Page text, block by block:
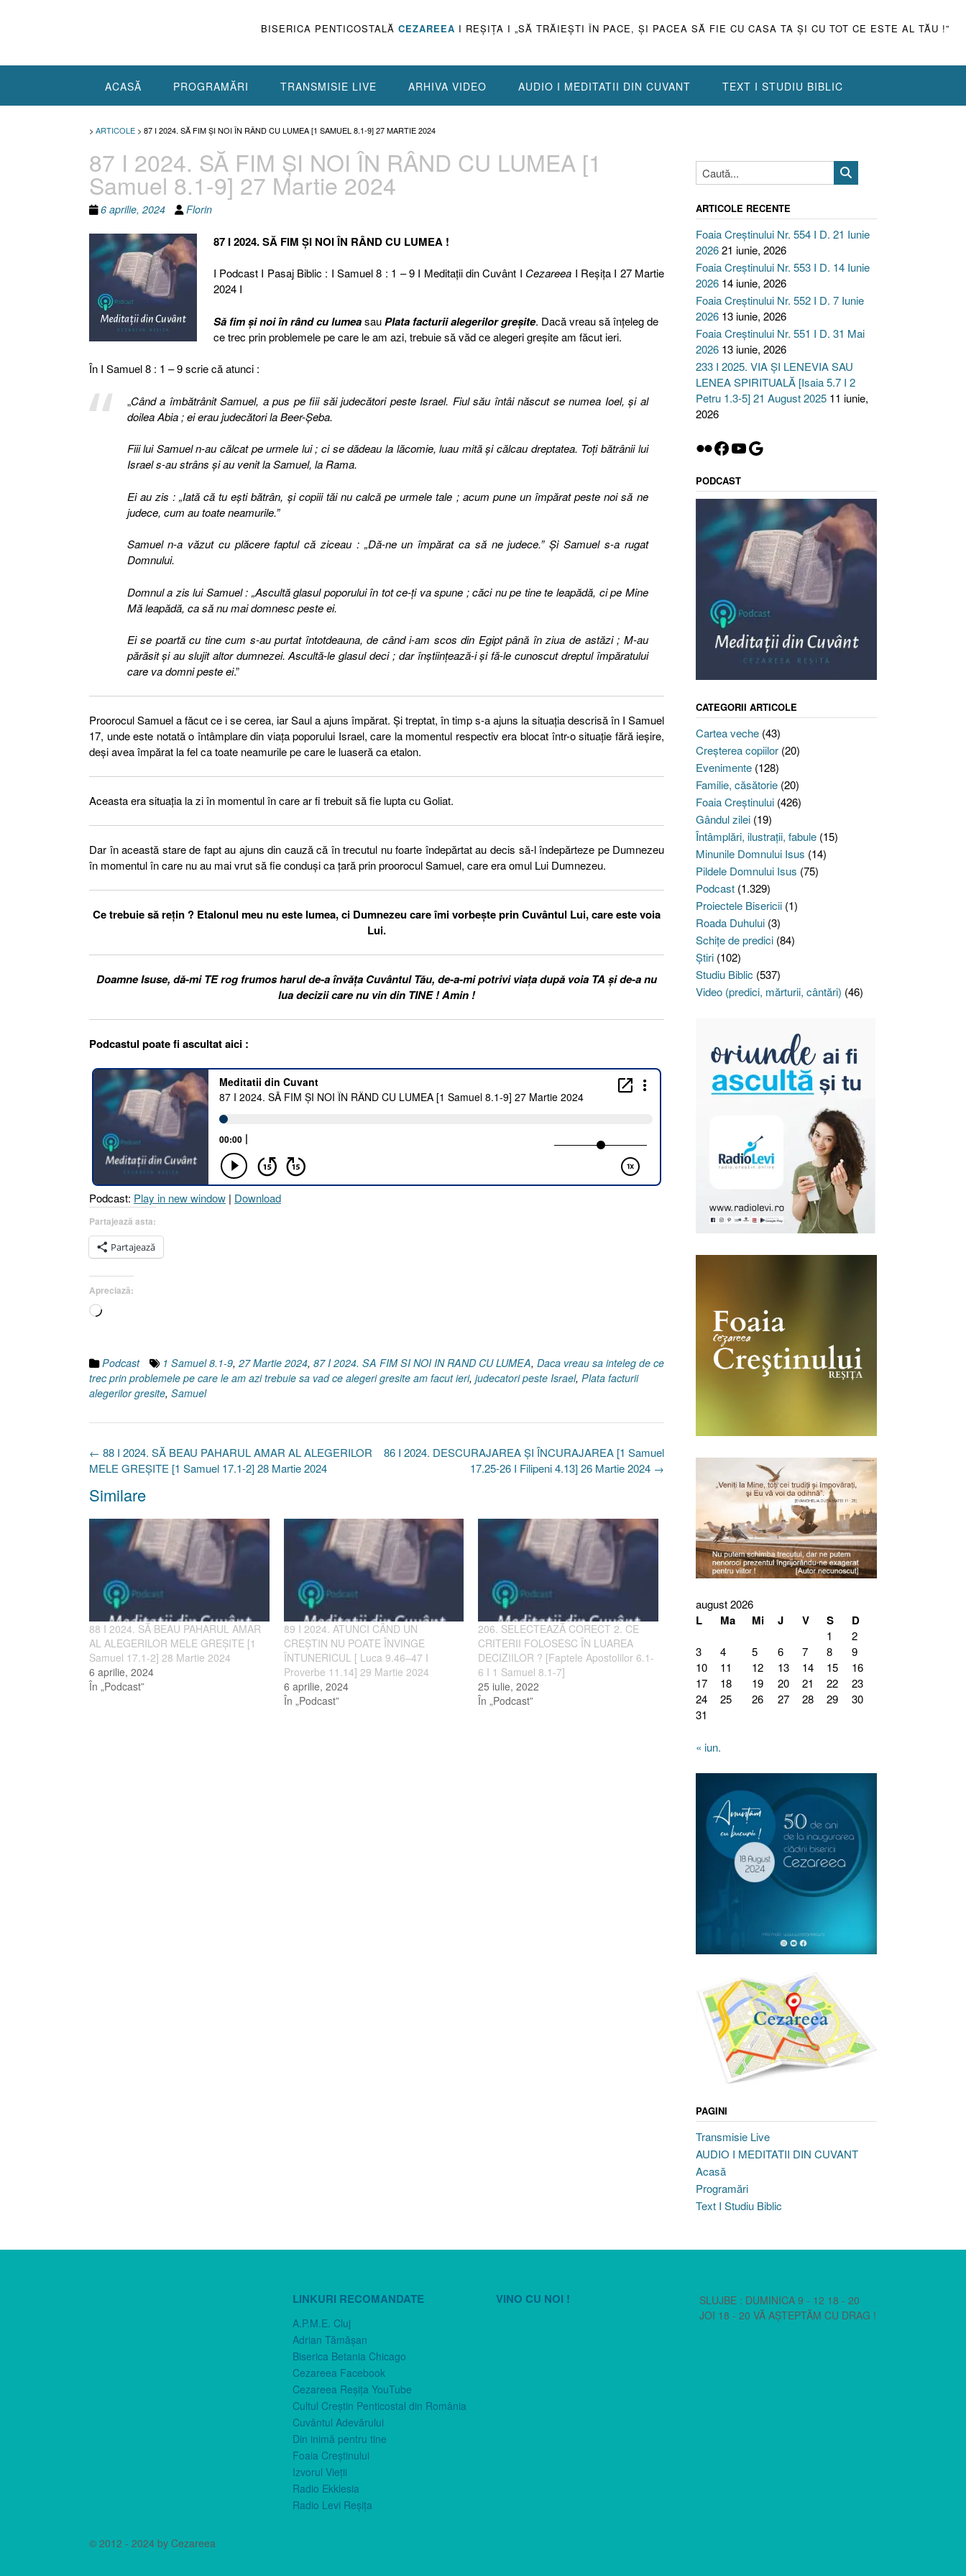
BISERICA PENTICOSTALĂ CEZAREEA I REŞIŢA I „SĂ TRĂIEŞTI ÎN PACE, ŞI PACEA SĂ FIE CU CASA TA ŞI CU TOT CE ESTE AL TĂU !”
ACASĂ PROGRAMĂRI TRANSMISIE LIVE ARHIVA VIDEO AUDIO I MEDITATII DIN CUVANT TEXT I STUDIU BIBLIC
> ARTICOLE > 87 I 2024. SĂ FIM ȘI NOI ÎN RÂND CU LUMEA [1 SAMUEL 8.1-9] 27 MARTIE 2024
87 I 2024. SĂ FIM ȘI NOI ÎN RÂND CU LUMEA [1
Samuel 8.1-9] 27 Martie 2024
6 aprilie, 2024 Florin
87 I 2024. SĂ FIM ȘI NOI ÎN RÂND CU LUMEA !
I Podcast I Pasaj Biblic : I Samuel 8 : 1 – 9 I Meditaţii din Cuvânt I Cezareea I Reşiţa I 27 Martie
2024 I
Să fim și noi în rând cu lumeasauPlata facturii alegerilor greșite. Dacă vreau să înțeleg de
ce trec prin problemele pe care le am azi, trebuie să văd ce alegeri greșite am făcut ieri.
În I Samuel 8 : 1 – 9 scrie că atunci :
„Când a îmbătrânit Samuel, a pus pe fiii săi judecători peste Israel. Fiul său întâi născut se numea Ioel, şi al
doilea Abia ; ei erau judecători la Beer-Şeba.
Fiii lui Samuel n-au călcat pe urmele lui ; ci se dădeau la lăcomie, luau mită şi călcau dreptatea. Toţi bătrânii lui
Israel s-au strâns şi au venit la Samuel, la Rama.
Ei au zis : „Iată că tu eşti bătrân, şi copiii tăi nu calcă pe urmele tale ; acum pune un împărat peste noi să ne
judece, cum au toate neamurile.”
Samuel n-a văzut cu plăcere faptul că ziceau : „Dă-ne un împărat ca să ne judece.” Şi Samuel s-a rugat
Domnului.
Domnul a zis lui Samuel : „Ascultă glasul poporului în tot ce-ţi va spune ; căci nu pe tine te leapădă, ci pe Mine
Mă leapădă, ca să nu mai domnesc peste ei.
Ei se poartă cu tine cum s-au purtat întotdeauna, de când i-am scos din Egipt până în ziua de astăzi ; M-au
părăsit şi au slujit altor dumnezei. Ascultă-le glasul deci ; dar înştiinţează-i şi fă-le cunoscut dreptul împăratului
care va domni peste ei.”
Proorocul Samuel a făcut ce i se cerea, iar Saul a ajuns împărat. Și treptat, în timp s-a ajuns la situația descrisă în I Samuel
17, unde este notată o întâmplare din viața poporului Israel, care la momentul respectiv era blocat într-o situație fără ieșire,
deși avea împărat la fel ca toate neamurile pe care le luaseră ca etalon.
Aceasta era situația la zi în momentul în care ar fi trebuit să fie lupta cu Goliat.
Dar în această stare de fapt au ajuns din cauză că în trecutul nu foarte îndepărtat au decis să-l îndepărteze pe Dumnezeu
în momentul în care nu au mai vrut să fie conduși ca țară prin proorocul Samuel, care era omul Lui Dumnezeu.
Ce trebuie să rețin ? Etalonul meu nu este lumea, ci Dumnezeu care îmi vorbește prin Cuvântul Lui, care este voia
Lui.
Doamne Isuse, dă-mi TE rog frumos harul de-a învăța Cuvântul Tău, de-a-mi potrivi viața după voia TA și de-a nu
lua decizii care nu vin din TINE ! Amin !
Podcastul poate fi ascultat aici :
Podcast: Play in new window | Download
Partajează asta:
Partajează
Apreciază:
Încarc...
Podcast 1 Samuel 8.1-9, 27 Martie 2024, 87 I 2024. SA FIM SI NOI IN RAND CU LUMEA, Daca vreau sa inteleg de ce
trec prin problemele pe care le am azi trebuie sa vad ce alegeri gresite am facut ieri, judecatori peste Israel, Plata facturii
alegerilor gresite, Samuel
Post
navigation
86 I 2024. DESCURAJAREA ȘI ÎNCURAJAREA [1 Samuel
17.25-26 I Filipeni 4.13] 26 Martie 2024 →
← 88 I 2024. SĂ BEAU PAHARUL AMAR AL ALEGERILOR
MELE GREȘITE [1 Samuel 17.1-2] 28 Martie 2024
Similare
88 I 2024. SĂ BEAU PAHARUL AMAR
AL ALEGERILOR MELE GREȘITE [1
Samuel 17.1-2] 28 Martie 2024
6 aprilie, 2024
În „Podcast”
89 I 2024. ATUNCI CÂND UN
CREȘTIN NU POATE ÎNVINGE
ÎNTUNERICUL [ Luca 9.46–47 I
Proverbe 11.14] 29 Martie 2024
6 aprilie, 2024
În „Podcast”
206. SELECTEAZĂ CORECT 2. CE
CRITERII FOLOSESC ÎN LUAREA
DECIZIILOR ? [Faptele Apostolilor 6.1-
6 I 1 Samuel 8.1-7]
25 iulie, 2022
În „Podcast”
ARTICOLE RECENTE
Foaia Creștinului Nr. 554 I D. 21 Iunie
202621 iunie, 2026
Foaia Creștinului Nr. 553 I D. 14 Iunie
2026 14 iunie, 2026
Foaia Creștinului Nr. 552 I D. 7 Iunie
2026 13 iunie, 2026
Foaia Creștinului Nr. 551 I D. 31 Mai
2026 13 iunie, 2026
233 I 2025. VIA ȘI LENEVIA SAU
LENEA SPIRITUALĂ [Isaia 5.7 I 2
Petru 1.3-5] 21 August 2025 11 iunie,
2026
Flickr
Facebook
YouTube
Google
PODCAST
CATEGORII ARTICOLE
Cartea veche(43)
Creşterea copiilor(20)
Evenimente(128)
Familie, căsătorie(20)
Foaia Creştinului(426)
Gândul zilei(19)
Întâmplări, ilustraţii, fabule(15)
Minunile Domnului Isus (14)
Pildele Domnului Isus (75)
Podcast(1.329)
Proiectele Bisericii(1)
Roada Duhului(3)
Schiţe de predici(84)
Ştiri(102)
Studiu Biblic (537)
Video (predici, mărturii, cântări) (46)
august 2026
L Ma Mi J V S D
1
2
3
4 5 6 7 8
9
10
11 12 13 14 15
16
17
18 19 20 21 22
23
24
25 26 27 28 29
30
31
« iun.
PAGINI
Transmisie Live
AUDIO I MEDITATII DIN CUVANT
Acasă
Programări
Text I Studiu Biblic
LINKURI RECOMANDATE
A.P.M.E. Cluj
Adrian Tămăşan
Biserica Betania Chicago
Cezareea Facebook
Cezareea Reşiţa YouTube
Cultul Creştin Penticostal din România
Cuvântul Adevărului
Din inimă pentru tine
Foaia Creştinului
Izvorul Vieţii
Radio Ekklesia
Radio Levi Reşiţa
VINO CU NOI !
SLUJBE : DUMINICA 9 - 12 18 - 20
JOI 18 - 20 VĂ AȘTEPTĂM CU DRAG !
© 2012 - 2024 by Cezareea